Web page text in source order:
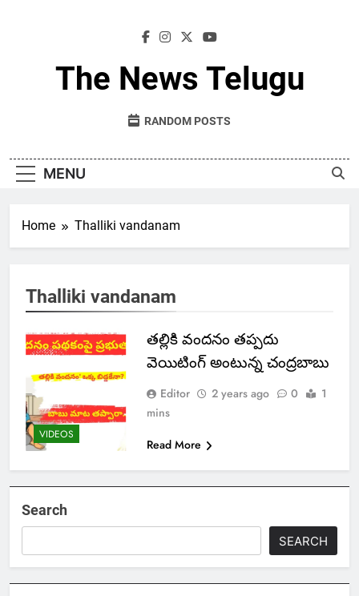
The News Telugu
RANDOM POSTS
MENU
Home Thalliki vandanam
Thalliki vandanam
VIDEOS
తల్లికి వందనం తప్పదు
వెయిటింగ్ అంటున్న చంద్రబాబు
Editor 2 years ago 0
1
mins
Read More
Search
SEARCH